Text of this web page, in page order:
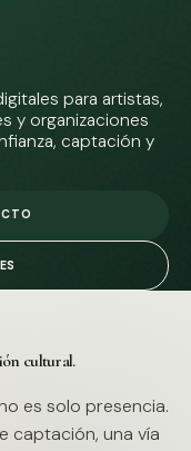
para artistas,
y organizaciones
captación y
cultural.
es solo presencia.
captación, una vía